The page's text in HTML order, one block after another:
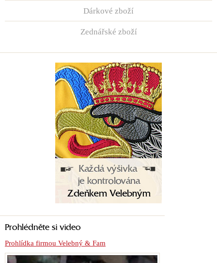
Dárkové zboží
Zednářské zboží
Prohlédněte si video
Prohlídka firmou Velebný & Fam